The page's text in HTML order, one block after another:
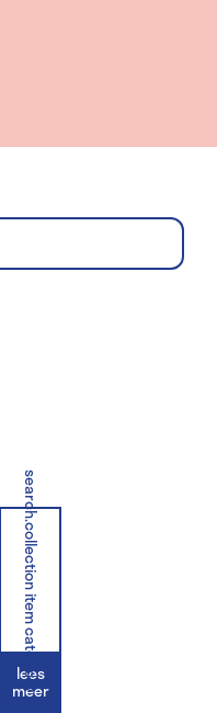
search.collection item category
lees
meer